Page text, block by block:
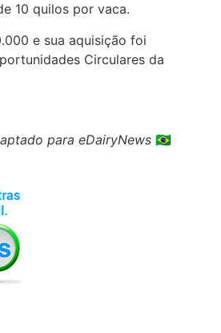
10 quilos por vaca.
e sua aquisição foi
Circulares da
para eDairyNews🇧🇷